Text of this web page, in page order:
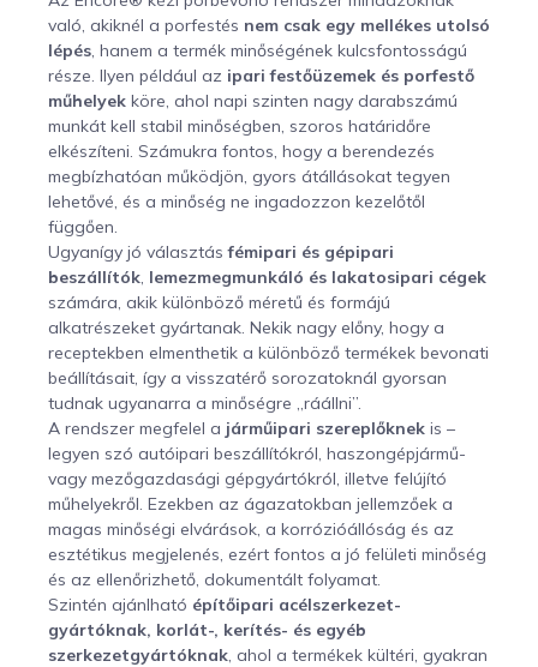
való, akiknél a porfestés nem csak egy mellékes utolsó
lépés , hanem a termék minőségének kulcsfontosságú
része. Ilyen például az ipari festőüzemek és porfestő
műhelyek köre, ahol napi szinten nagy darabszámú
munkát kell stabil minőségben, szoros határidőre
elkészíteni. Számukra fontos, hogy a berendezés
megbízhatóan működjön, gyors átállásokat tegyen
lehetővé, és a minőség ne ingadozzon kezelőtől
függően.
Ugyanígy jó választásfémipari és gépipari
beszállítók lemezmegmunkáló és lakatosipari cégek
számára, akik különböző méretű és formájú
alkatrészeket gyártanak. Nekik nagy előny, hogy a
receptekben elmenthetik a különböző termékek bevonati
beállításait, így a visszatérő sorozatoknál gyorsan
tudnak ugyanarra a minőségre „ráállni”.
A rendszer megfelel a járműipari szereplőknek is –
legyen szó autóipari beszállítókról, haszongépjármű-
vagy mezőgazdasági gépgyártókról, illetve felújító
műhelyekről. Ezekben az ágazatokban jellemzőek a
magas minőségi elvárások, a korrózióállóság és az
esztétikus megjelenés, ezért fontos a jó felületi minőség
és az ellenőrizhető, dokumentált folyamat.
Szintén ajánlható építőipari acélszerkezet-
gyártóknak, korlát-, kerítés- és egyéb
szerkezetgyártóknak , ahol a termékek kültéri, gyakran